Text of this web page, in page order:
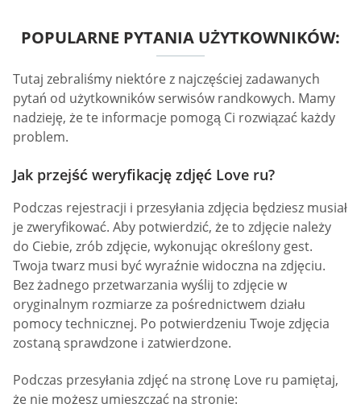
POPULARNE PYTANIA UŻYTKOWNIKÓW:
Tutaj zebraliśmy niektóre z najczęściej zadawanych
pytań od użytkowników serwisów randkowych. Mamy
nadzieję, że te informacje pomogą Ci rozwiązać każdy
problem.
Jak przejść weryfikację zdjęć Love ru?
Podczas rejestracji i przesyłania zdjęcia będziesz musiał
je zweryfikować. Aby potwierdzić, że to zdjęcie należy
do Ciebie, zrób zdjęcie, wykonując określony gest.
Twoja twarz musi być wyraźnie widoczna na zdjęciu.
Bez żadnego przetwarzania wyślij to zdjęcie w
oryginalnym rozmiarze za pośrednictwem działu
pomocy technicznej. Po potwierdzeniu Twoje zdjęcia
zostaną sprawdzone i zatwierdzone.
Podczas przesyłania zdjęć na stronę Love ru pamiętaj,
że nie możesz umieszczać na stronie: